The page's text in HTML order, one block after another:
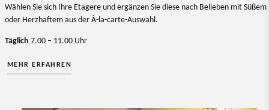
Wählen Sie sich Ihre Etagere und ergänzen Sie diese nach Belieben mit Süßem
oder Herzhaftem aus der À-la-carte-Auswahl.
Täglich 7.00 – 11.00 Uhr
MEHR ERFAHREN